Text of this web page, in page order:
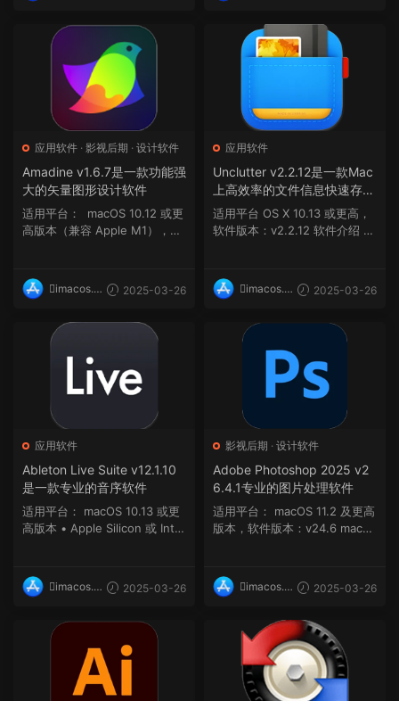
应用软件 · 影视后期 · 设计软件
Amadine v1.6.7是一款功能强
大的矢量图形设计软件
适用平台： macOS 10.12 或更
高版本（兼容 Apple M1），软
imacos.t
2025-03-26
应用软件
Unclutter v2.2.12是一款Mac
上高效率的文件信息快速存储
工具
适用平台 OS X 10.13 或更高，
软件版本：v2.2.12 软件介绍 U
imacos.t
2025-03-26
应用软件
Ableton Live Suite v12.1.10
是一款专业的音序软件
适用平台： macOS 10.13 或更
高版本 • Apple Silicon 或 Intel
imacos.t
2025-03-26
影视后期 · 设计软件
Adobe Photoshop 2025 v2
6.4.1专业的图片处理软件
适用平台： macOS 11.2 及更高
版本，软件版本：v24.6 macO
imacos.t
2025-03-26